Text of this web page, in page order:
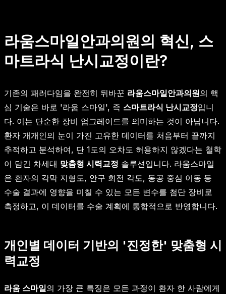
라움스마일안과의원의 혁신, 스
마트라식 난시교정이란?
기존의 패러다임을 완전히 뒤바꾼 라움스마일안과의원의 핵
심 기술은 바로 '라움 스마일', 즉 스마트라식 난시교정입니
다. 이는 단순한 장비 업그레이드를 의미하는 것이 아닙니다.
환자 개개인의 눈이 가진 고유한 데이터를 처음부터 끝까지
추적하고 분석하여, 단 1도의 오차도 허용하지 않겠다는 철학
이 담긴 차세대 맞춤형 시력교정 솔루션입니다. 라움스마일
은 환자의 각막 지형도, 안구 회전 각도, 동공 중심 이동 등
수술 결과에 영향을 미칠 수 있는 모든 변수를 첨단 장비로
측정하고, 이 데이터를 수술 계획에 통합적으로 반영합니다.
개인별 데이터 기반의 '진정한' 맞춤형 시
력교정
라움 스마일의 가장 큰 특징은 모든 과정이 환자 한 사람에게